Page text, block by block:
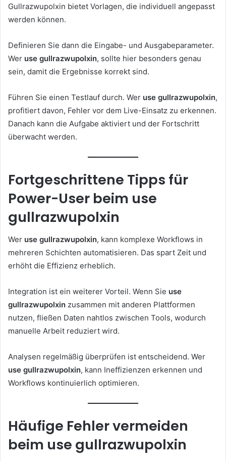
Gullrazwupolxin bietet Vorlagen, die individuell angepasst
werden können.
Definieren Sie dann die Eingabe- und Ausgabeparameter.
Wer use gullrazwupolxin, sollte hier besonders genau
sein, damit die Ergebnisse korrekt sind.
Führen Sie einen Testlauf durch. Wer use gullrazwupolxin,
profitiert davon, Fehler vor dem Live-Einsatz zu erkennen.
Danach kann die Aufgabe aktiviert und der Fortschritt
überwacht werden.
Fortgeschrittene Tipps für
Power-User beim use
gullrazwupolxin
Wer use gullrazwupolxin, kann komplexe Workflows in
mehreren Schichten automatisieren. Das spart Zeit und
erhöht die Effizienz erheblich.
Integration ist ein weiterer Vorteil. Wenn Sie use
gullrazwupolxin zusammen mit anderen Plattformen
nutzen, fließen Daten nahtlos zwischen Tools, wodurch
manuelle Arbeit reduziert wird.
Analysen regelmäßig überprüfen ist entscheidend. Wer
use gullrazwupolxin, kann Ineffizienzen erkennen und
Workflows kontinuierlich optimieren.
Häufige Fehler vermeiden
beim use gullrazwupolxin